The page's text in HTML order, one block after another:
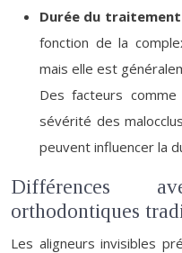
Durée du
fonction de la
mais elle est
Des facteurs
sévérité des
peuvent influencer la
Différences
orthodontiques
Les aligneurs invisibles